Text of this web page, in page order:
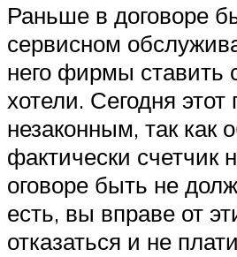
Раньше в договоре
сервисном
него фирмы ставить
хотели. Сегодня этот
незаконным, так как
фактически счетчик
оговоре быть не
есть, вы вправе от
отказаться и не